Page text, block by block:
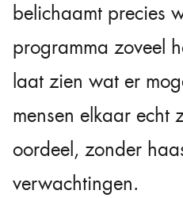
belichaamt precies
programma zoveel
laat zien wat er
mensen elkaar echt
oordeel, zonder
verwachtingen.